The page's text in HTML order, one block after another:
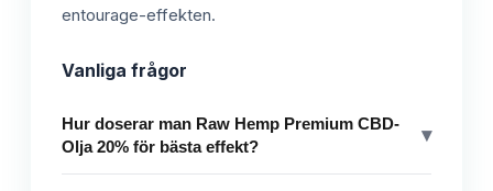
entourage-effekten.
Vanliga frågor
Hur doserar man Raw Hemp Premium CBD-
Olja 20% för bästa effekt?
▾